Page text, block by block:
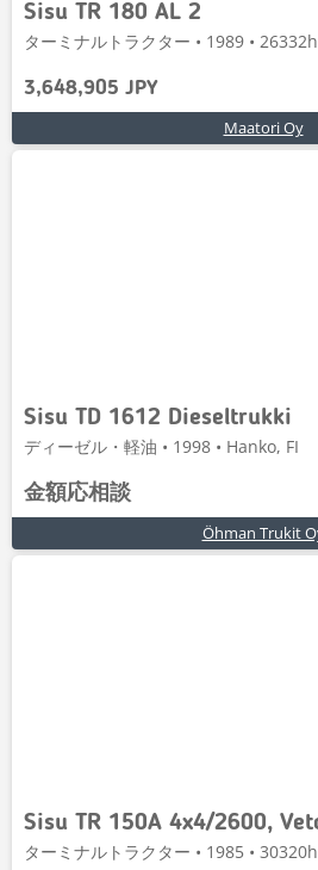
Sisu TR 180 AL 2
ターミナルトラクター • 1989 •
3,648,905 JPY
Maatori Oy
Sisu TD 1612 Dieseltrukki
ディーゼル・軽油 • 1998 • Hanko, FI
金額応相談
Öhman Trukit
Sisu TR 150A 4x4/2600,
ターミナルトラクター • 1985 •